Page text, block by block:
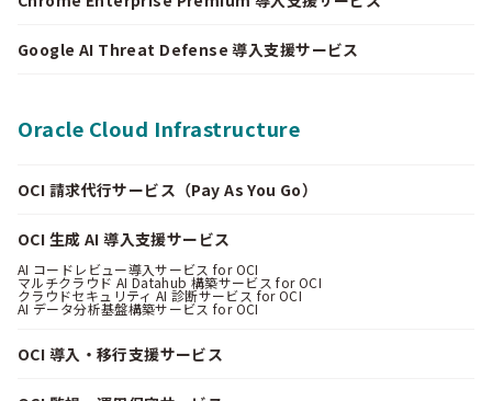
Google AI Threat Defense 導入支援サービス
Oracle Cloud Infrastructure
OCI 請求代行サービス（Pay As You Go）
OCI 生成 AI 導入支援サービス
AI コードレビュー導入サービス for OCI
マルチクラウド AI Datahub 構築サービス for OCI
クラウドセキュリティ AI 診断サービス for OCI
AI データ分析基盤構築サービス for OCI
OCI 導入・移行支援サービス